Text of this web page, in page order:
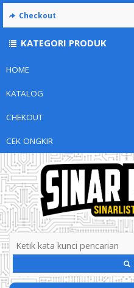
HOME
KATALOG
CHEKOUT
CEK ONGKIR
Checkout
KATEGORI PRODUK